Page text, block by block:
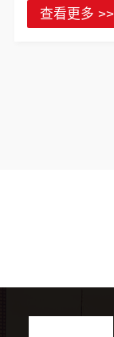
查看更多 >>